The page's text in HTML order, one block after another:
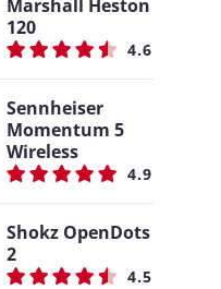
Marshall Heston
120
4.6
Sennheiser
Momentum 5
Wireless
4.9
Shokz OpenDots
2
4.5